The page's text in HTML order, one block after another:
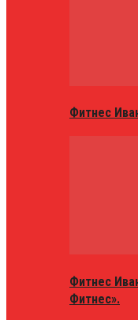
Фитнес
Фитнес
Фитнес».